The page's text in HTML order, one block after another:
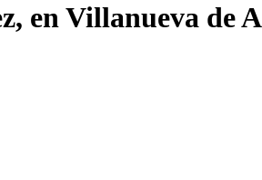
en Villanueva de